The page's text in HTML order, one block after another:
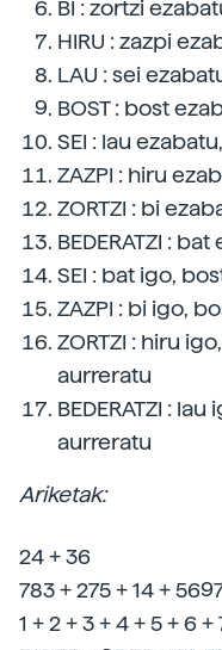
BI : zortzi
HIRU : zazpi
LAU : sei
BOST : bost
SEI : lau
ZAZPI : hiru
ZORTZI : bi
BEDERATZI :
SEI : bat igo,
ZAZPI : bi igo,
ZORTZI : hiru
aurreratu
BEDERATZI :
aurreratu
Ariketak:
24 + 36
783 + 275 + 14 +
1 + 2 + 3 + 4 + 5 + 6 +